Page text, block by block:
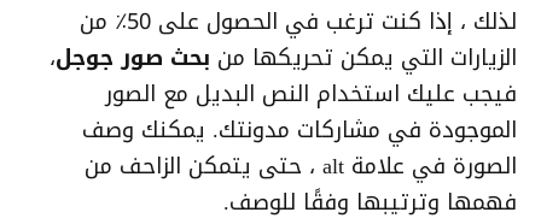
لذلك ، إذا كنت ترغب في الحصول على 50٪ من
الزيارات التي يمكن تحريكها من بحث صور جوجل،
فيجب عليك استخدام النص البديل مع الصور
الموجودة في مشاركات مدونتك. يمكنك وصف
الصورة في علامة alt ، حتى يتمكن الزاحف من
فهمها وترتيبها وفقًا للوصف.